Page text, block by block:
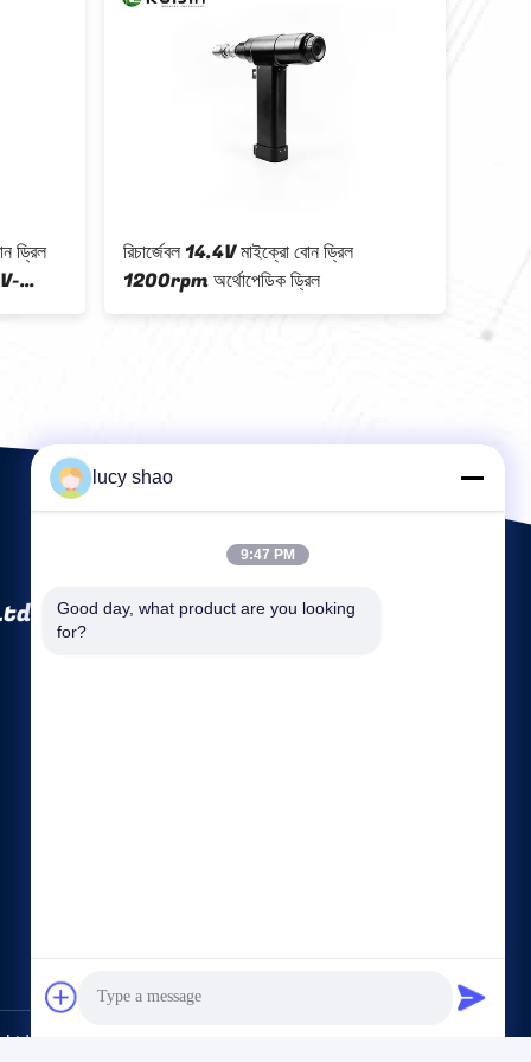
ড্রিল
রিচার্জেবল 14.4V মাইক্রো বোন ড্রিল
1200rpm অর্থোপেডিক ড্রিল
Ltd.. All Rights Reserved.
lucy shao
9:47 PM
Good day, what product are you looking
for?